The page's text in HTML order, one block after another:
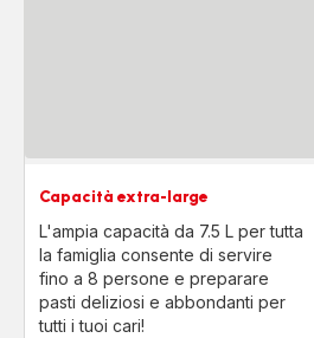
Capacità extra-large
L'ampia capacità da 7.5 L per tutta
la famiglia consente di servire
fino a 8 persone e preparare
pasti deliziosi e abbondanti per
tutti i tuoi cari!